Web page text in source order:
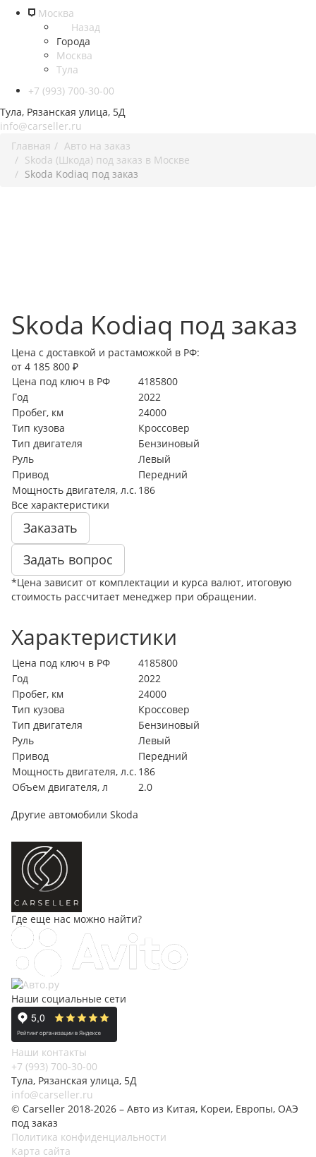
Москва
Назад
Города
Москва
Тула
+7 (993) 700-30-00
Тула, Рязанская улица, 5Д
info@carseller.ru
Главная
Авто на заказ
Skoda (Шкода) под заказ в Москве
Skoda Kodiaq под заказ
Skoda Kodiaq под заказ
Цена с доставкой и растаможкой в РФ:
от 4 185 800 ₽
Цена под ключ в РФ
4185800
Год
2022
Пробег, км
24000
Тип кузова
Кроссовер
Тип двигателя
Бензиновый
Руль
Левый
Привод
Передний
Мощность двигателя, л.с. 186
Все характеристики
Заказать
Задать вопрос
*Цена зависит от комплектации и курса валют, итоговую
стоимость рассчитает менеджер при обращении.
Характеристики
Цена под ключ в РФ
4185800
Год
2022
Пробег, км
24000
Тип кузова
Кроссовер
Тип двигателя
Бензиновый
Руль
Левый
Привод
Передний
Мощность двигателя, л.с. 186
Объем двигателя, л
2.0
Другие автомобили Skoda
Где еще нас можно найти?
Наши социальные сети
Наши контакты
+7 (993) 700-30-00
Тула, Рязанская улица, 5Д
info@carseller.ru
© Carseller 2018-2026 – Авто из Китая, Кореи, Европы, ОАЭ
под заказ
Политика конфиденциальности
Карта сайта